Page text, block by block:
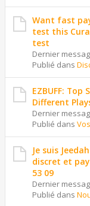
Want fast
test this
test
Dernier
Publié dans
EZBUFF:
Different
Dernier
Publié dans
Je suis
discret et
53 09
Dernier
Publié dans